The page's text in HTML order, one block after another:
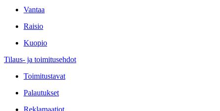
Vantaa
Raisio
Kuopio
Tilaus- ja toimitusehdot
Toimitustavat
Palautukset
Reklamaatiot